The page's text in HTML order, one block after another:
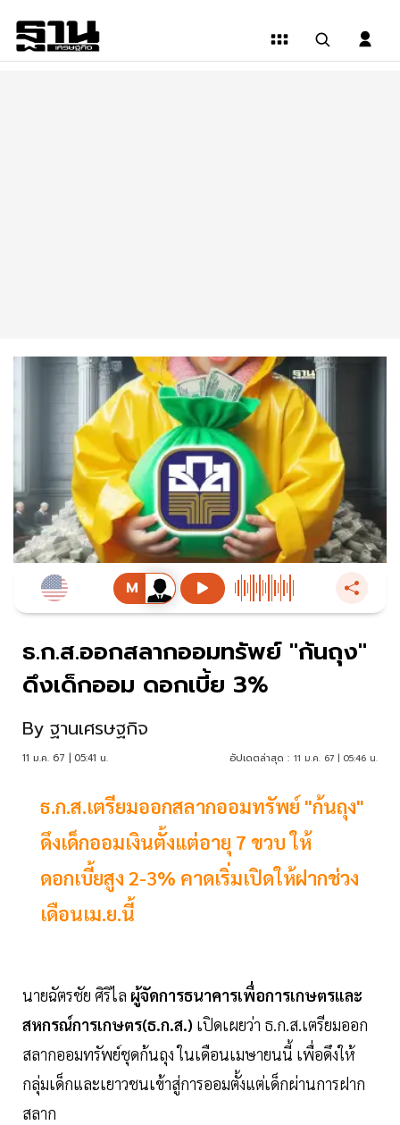
ธ.ก.ส.ออกสลากออมทรัพย์ "ก้นถุง"
ดึงเด็กออม ดอกเบี้ย 3%
By ฐานเศรษฐกิจ
11 ม.ค. 67 | 05:41 น. อัปเดตล่าสุด : 11 ม.ค. 67 | 05:46 น.
ธ.ก.ส.เตรียมออกสลากออมทรัพย์ "ก้นถุง"
ดึงเด็กออมเงินตั้งแต่อายุ 7 ขวบ ให้
ดอกเบี้ยสูง 2-3% คาดเริ่มเปิดให้ฝากช่วง
เดือนเม.ย.นี้
นายฉัตรชัย ศิริไล ผู้จัดการธนาคารเพื่อการเกษตรและ
สหกรณ์การเกษตร(ธ.ก.ส.) เปิดเผยว่า ธ.ก.ส.เตรียมออก
สลากออมทรัพย์ชุดก้นถุง ในเดือนเมษา​ยนนี้ เพื่อดึงให้
กลุ่มเด็กและเยาวชนเข้าสู่การออมตั้งแต่เด็กผ่านการฝาก
สลาก